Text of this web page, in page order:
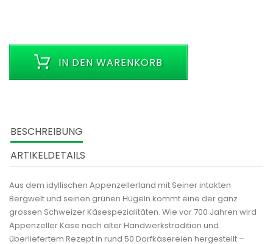
IN DEN WARENKORB
BESCHREIBUNG
ARTIKELDETAILS
Aus dem idyllischen Appenzellerland mit Seiner intakten
Bergwelt und seinen grünen Hügeln kommt eine der ganz
grossen Schweizer Käsespezialitäten. Wie vor 700 Jahren wird
Appenzeller Käse nach alter Handwerkstradition und
überliefertem Rezept in rund 50 Dorfkäsereien hergestellt –